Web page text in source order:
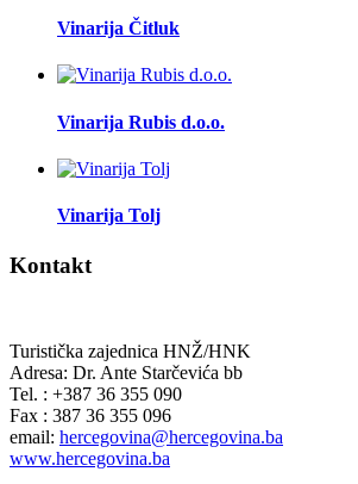
Vinarija Čitluk
Vinarija Rubis d.o.o.
Vinarija Tolj
Kontakt
Turistička zajednica HNŽ/HNK
Adresa: Dr. Ante Starčevića bb
Tel. : +387 36 355 090
Fax : 387 36 355 096
email: hercegovina@hercegovina.ba
www.hercegovina.ba